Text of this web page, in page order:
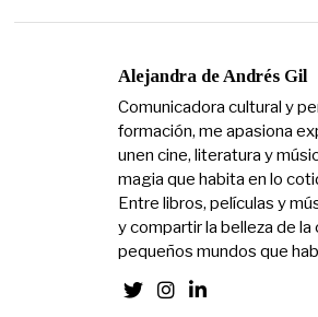
Alejandra de Andrés Gil
Comunicadora cultural y
formación, me apasiona
unen cine, literatura y
magia que habita en lo
Entre libros, películas y
y compartir la belleza de la
pequeños mundos que